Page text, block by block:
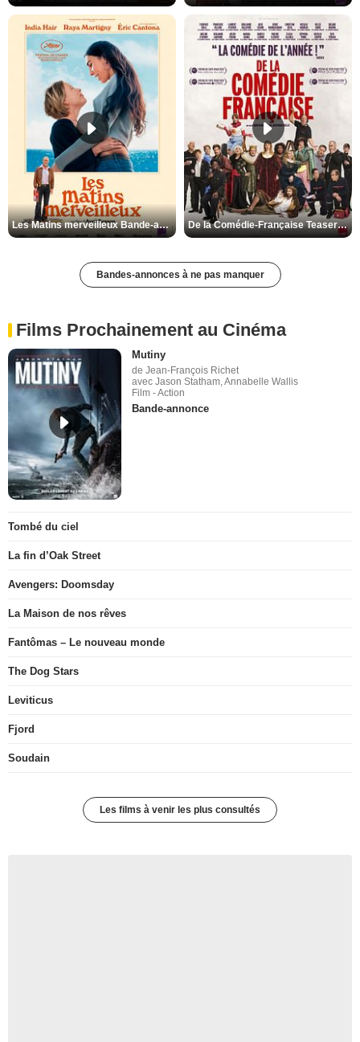
Les Matins merveilleux Bande-annonce VF De la Comédie-Française Teaser VF
Bandes-annonces à ne pas manquer
Films Prochainement au Cinéma
Mutiny
de Jean-François Richet
avec Jason Statham, Annabelle Wallis
Film - Action
Bande-annonce
Tombé du ciel
La fin d’Oak Street
Avengers: Doomsday
La Maison de nos rêves
Fantômas – Le nouveau monde
The Dog Stars
Leviticus
Fjord
Soudain
Les films à venir les plus consultés